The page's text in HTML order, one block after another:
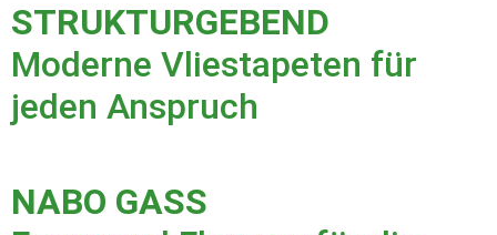
STRUKTURGEBEND
Moderne Vliestapeten für
jeden Anspruch
NABO GASS